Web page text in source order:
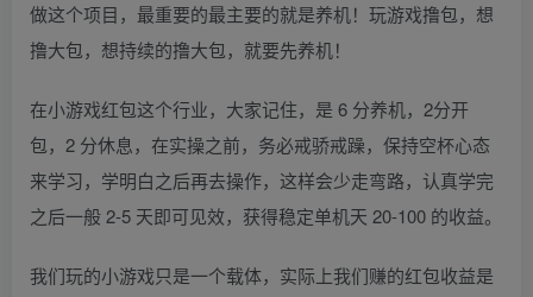
做这个项目，最重要的最主要的就是养机！玩游戏撸包，想
撸大包，想持续的撸大包，就要先养机！
在小游戏红包这个行业，大家记住，是 6 分养机，2分开
包，2 分休息，在实操之前，务必戒骄戒躁，保持空杯心态
来学习，学明白之后再去操作，这样会少走弯路，认真学完
之后一般 2-5 天即可见效，获得稳定单机天 20-100 的收益。
我们玩的小游戏只是一个载体，实际上我们赚的红包收益是